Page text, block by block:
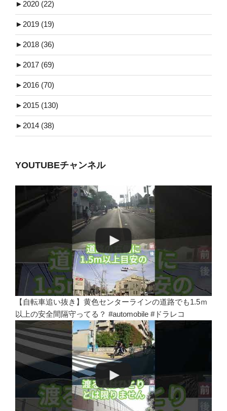
►2020 (22)
►2019 (19)
►2018 (36)
►2017 (69)
►2016 (70)
►2015 (130)
►2014 (38)
YOUTUBEチャンネル
【自転車追い抜き】黄色センターラインの道路でも1.5ｍ
以上の安全間隔守ってる？ #automobile #ドラレコ